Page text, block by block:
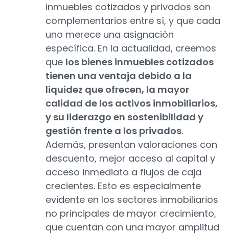
inmuebles cotizados y privados son
complementarios entre sí, y que cada
uno merece una asignación
específica. En la actualidad, creemos
que los bienes inmuebles cotizados
tienen una ventaja debido a la
liquidez que ofrecen, la mayor
calidad de los activos inmobiliarios,
y su liderazgo en sostenibilidad y
gestión frente a los privados.
Además, presentan valoraciones con
descuento, mejor acceso al capital y
acceso inmediato a flujos de caja
crecientes. Esto es especialmente
evidente en los sectores inmobiliarios
no principales de mayor crecimiento,
que cuentan con una mayor amplitud